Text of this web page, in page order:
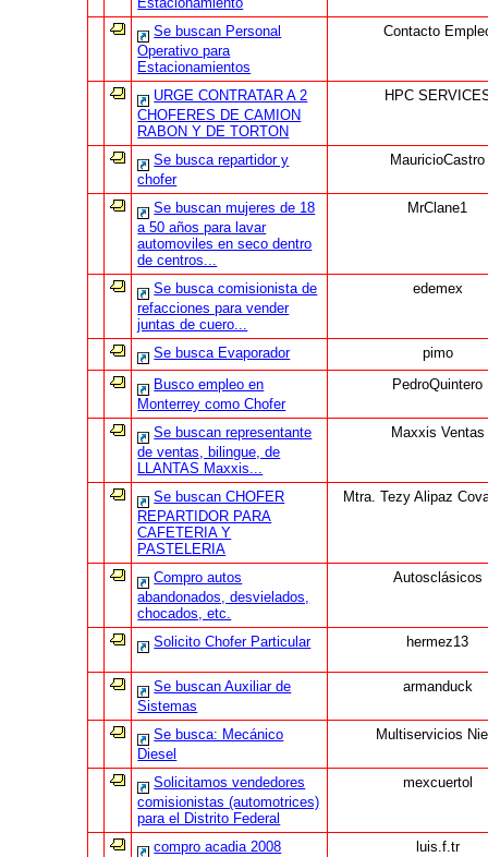
Se buscan Personal
Operativo para
Estacionamientos
Contacto
URGE CONTRATAR A 2
CHOFERES DE CAMION
RABON Y DE TORTON
HPC
Se busca repartidor y
chofer
MauricioCastro
Se buscan mujeres de 18
a 50 años para lavar
automoviles en seco dentro
de centros...
MrClane1
Se busca comisionista de
refacciones para vender
juntas de cuero...
edemex
Se busca Evaporador
pimo
Busco empleo en
Monterrey como Chofer
PedroQuintero
Se buscan representante
de ventas, bilingue, de
LLANTAS Maxxis...
Maxxis Ventas
Se buscan CHOFER
REPARTIDOR PARA
CAFETERIA Y
PASTELERIA
Mtra. Tezy Alipaz
Compro autos
abandonados, desvielados,
chocados, etc.
Autosclásicos
Solicito Chofer Particular hermez13
Se buscan Auxiliar de
Sistemas
armanduck
Se busca: Mecánico
Diesel
Multiservicios
Solicitamos vendedores
comisionistas (automotrices)
para el Distrito Federal
mexcuertol
compro acadia 2008
luis.f.tr